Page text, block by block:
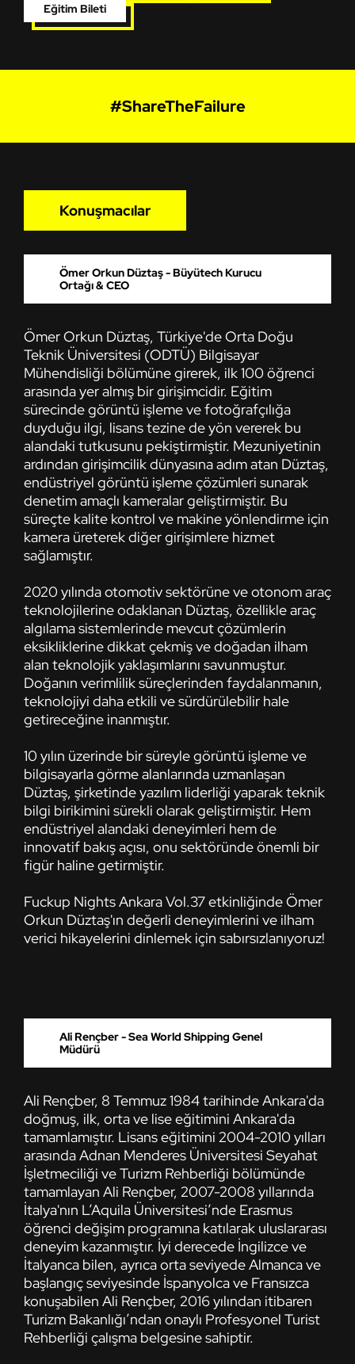
Eğitim Bileti
#ShareTheFailure
Konuşmacılar
Ömer Orkun Düztaş - Büyütech Kurucu
Ortağı & CEO
Ömer Orkun Düztaş, Türkiye'de Orta Doğu
Teknik Üniversitesi (ODTÜ) Bilgisayar
Mühendisliği bölümüne girerek, ilk 100 öğrenci
arasında yer almış bir girişimcidir. Eğitim
sürecinde görüntü işleme ve fotoğrafçılığa
duyduğu ilgi, lisans tezine de yön vererek bu
alandaki tutkusunu pekiştirmiştir. Mezuniyetinin
ardından girişimcilik dünyasına adım atan Düztaş,
endüstriyel görüntü işleme çözümleri sunarak
denetim amaçlı kameralar geliştirmiştir. Bu
süreçte kalite kontrol ve makine yönlendirme için
kamera üreterek diğer girişimlere hizmet
sağlamıştır.
2020 yılında otomotiv sektörüne ve otonom araç
teknolojilerine odaklanan Düztaş, özellikle araç
algılama sistemlerinde mevcut çözümlerin
eksikliklerine dikkat çekmiş ve doğadan ilham
alan teknolojik yaklaşımlarını savunmuştur.
Doğanın verimlilik süreçlerinden faydalanmanın,
teknolojiyi daha etkili ve sürdürülebilir hale
getireceğine inanmıştır.
10 yılın üzerinde bir süreyle görüntü işleme ve
bilgisayarla görme alanlarında uzmanlaşan
Düztaş, şirketinde yazılım liderliği yaparak teknik
bilgi birikimini sürekli olarak geliştirmiştir. Hem
endüstriyel alandaki deneyimleri hem de
innovatif bakış açısı, onu sektöründe önemli bir
figür haline getirmiştir.
Fuckup Nights Ankara Vol.37 etkinliğinde Ömer
Orkun Düztaş'ın değerli deneyimlerini ve ilham
verici hikayelerini dinlemek için sabırsızlanıyoruz!
Ali Rençber - Sea World Shipping Genel
Müdürü
Ali Rençber, 8 Temmuz 1984 tarihinde Ankara'da
doğmuş, ilk, orta ve lise eğitimini Ankara'da
tamamlamıştır. Lisans eğitimini 2004-2010 yılları
arasında Adnan Menderes Üniversitesi Seyahat
İşletmeciliği ve Turizm Rehberliği bölümünde
tamamlayan Ali Rençber, 2007-2008 yıllarında
İtalya'nın L’Aquila Üniversitesi’nde Erasmus
öğrenci değişim programına katılarak uluslararası
deneyim kazanmıştır. İyi derecede İngilizce ve
İtalyanca bilen, ayrıca orta seviyede Almanca ve
başlangıç seviyesinde İspanyolca ve Fransızca
konuşabilen Ali Rençber, 2016 yılından itibaren
Turizm Bakanlığı’ndan onaylı Profesyonel Turist
Rehberliği çalışma belgesine sahiptir.